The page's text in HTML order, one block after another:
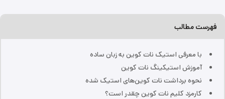
فهرست مطالب
با معرفی استیک نات کوین به زبان ساده
آموزش استیکینگ نات کوین
نحوه برداشت نات کوین‌های استیک شده
کارمزد کلیم نات کوین چقدر است؟